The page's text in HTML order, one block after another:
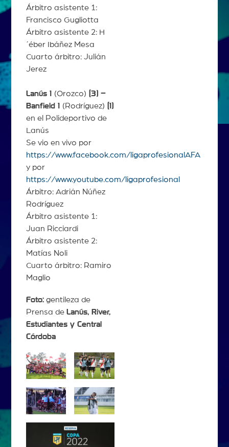
Árbitro asistente 1:
Francisco Gugliotta
Árbitro asistente 2: H
´éber Ibáñez Mesa
Cuarto árbitro: Julián
Jerez
Lanús 1 (Orozco) (3) –
Banfield 1 (Rodríguez) (1)
en el Polideportivo de
Lanús
Se vio en vivo por
https://www.facebook.com/ligaprofesionalAFA
y por
https://www.youtube.com/ligaprofesional
Árbitro: Adrián Núñez
Rodríguez
Árbitro asistente 1:
Juan Ricciardi
Árbitro asistente 2:
Matías Noli
Cuarto árbitro: Ramiro
Maglio
Foto:gentileza de
Prensa de Lanús, River,
Estudiantes y Central
Córdoba